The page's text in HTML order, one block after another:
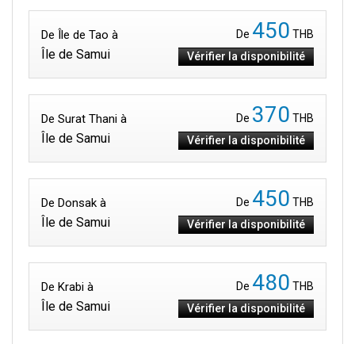
De Île de Tao à
Île de Samui
De 450 THB
Vérifier la disponibilité
De Surat Thani à
Île de Samui
De 370 THB
Vérifier la disponibilité
De Donsak à
Île de Samui
De 450 THB
Vérifier la disponibilité
De Krabi à
Île de Samui
De 480 THB
Vérifier la disponibilité